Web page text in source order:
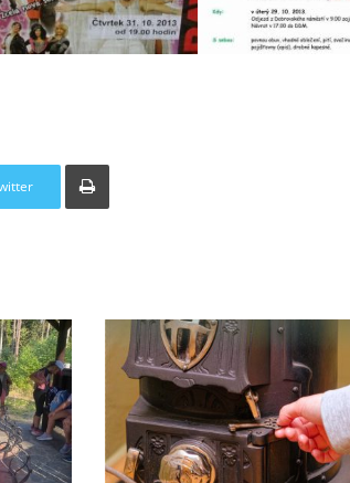
Tisknout